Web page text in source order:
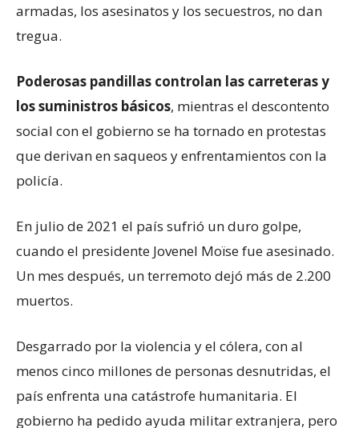
armadas, los asesinatos y los secuestros, no dan
tregua.
Poderosas pandillas controlan las carreteras y
los suministros básicos, mientras el descontento
social con el gobierno se ha tornado en protestas
que derivan en saqueos y enfrentamientos con la
policía.
En julio de 2021 el país sufrió un duro golpe,
cuando el presidente Jovenel Moïse fue asesinado.
Un mes después, un terremoto dejó más de 2.200
muertos.
Desgarrado por la violencia y el cólera, con al
menos cinco millones de personas desnutridas, el
país enfrenta una catástrofe humanitaria. El
gobierno ha pedido ayuda militar extranjera, pero